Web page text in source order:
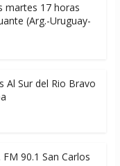
martes 17 horas
(Arg.-Uruguay-
Al Sur del Rio Bravo
90.1 San Carlos